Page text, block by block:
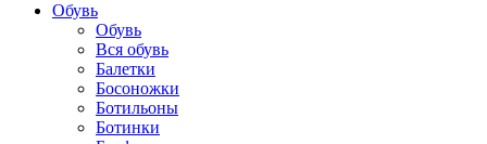
Обувь
Обувь
Вся обувь
Балетки
Босоножки
Ботильоны
Ботинки